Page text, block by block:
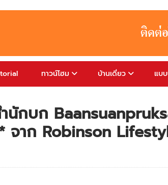
ทาวน์โฮม บ้านเดี่ยว แบ
นักบก
จาก Robinson